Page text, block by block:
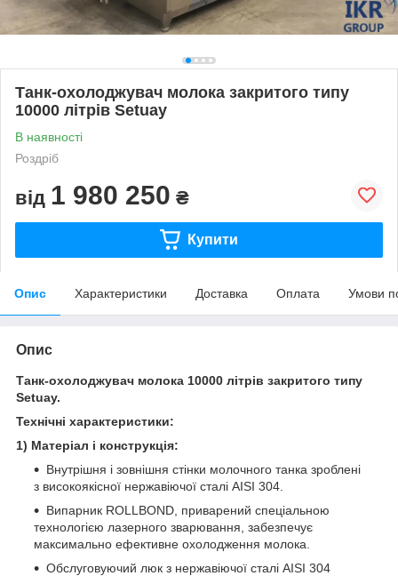
Танк-охолоджувач молока закритого типу
10000 літрів Setuay
В наявності
Роздріб
від 1 980 250 ₴
Купити
Опис Характеристики Доставка Оплата Умови
Опис
Танк-охолоджувач молока 10000 літрів закритого типу
Setuay.
Технічні характеристики:
1) Матеріал і конструкція:
Внутрішня і зовнішня стінки молочного танка зроблені
з високоякісної нержавіючої сталі AISI 304.
Випарник ROLLBOND, приварений спеціальною
технологією лазерного зварювання, забезпечує
максимально ефективне охолодження молока.
Обслуговуючий люк з нержавіючої сталі AISI 304